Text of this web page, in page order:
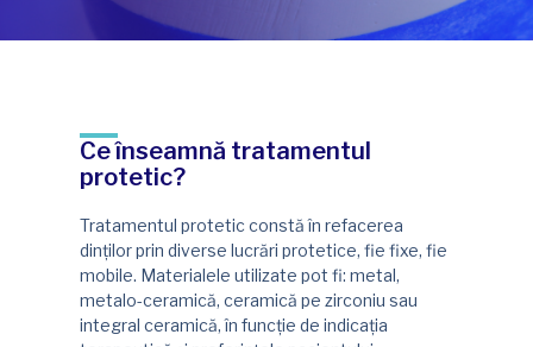
Ce înseamnă tratamentul
protetic?
Tratamentul protetic constă în refacerea
dinților prin diverse lucrări protetice, fie fixe, fie
mobile. Materialele utilizate pot fi: metal,
metalo-ceramică, ceramică pe zirconiu sau
integral ceramică, în funcție de indicația